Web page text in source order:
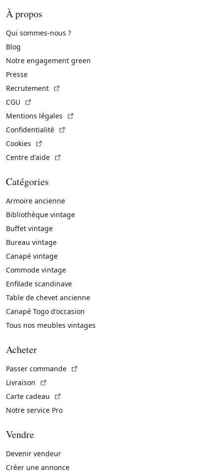
À propos
Qui sommes-nous ?
Blog
Notre engagement green
Presse
Recrutement
CGU
Mentions légales
Confidentialité
Cookies
Centre d'aide
Catégories
Armoire ancienne
Bibliothèque vintage
Buffet vintage
Bureau vintage
Canapé vintage
Commode vintage
Enfilade scandinave
Table de chevet ancienne
Canapé Togo d'occasion
Tous nos meubles vintages
Acheter
Passer commande
Livraison
Carte cadeau
Notre service Pro
Vendre
Devenir vendeur
Créer une annonce